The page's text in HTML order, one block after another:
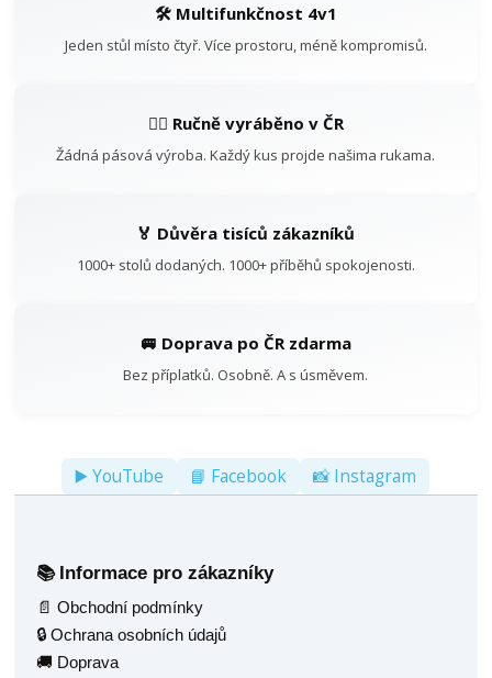
🛠️ Multifunkčnost 4v1
Jeden stůl místo čtyř. Více prostoru, méně kompromisů.
👷‍♂️ Ručně vyráběno v ČR
Žádná pásová výroba. Každý kus projde našima rukama.
🏅 Důvěra tisíců zákazníků
1000+ stolů dodaných. 1000+ příběhů spokojenosti.
🚐 Doprava po ČR zdarma
Bez příplatků. Osobně. A s úsměvem.
▶️ YouTube 📘 Facebook 📸 Instagram
📚 Informace pro zákazníky
📄 Obchodní podmínky
🔒 Ochrana osobních údajů
🚚 Doprava